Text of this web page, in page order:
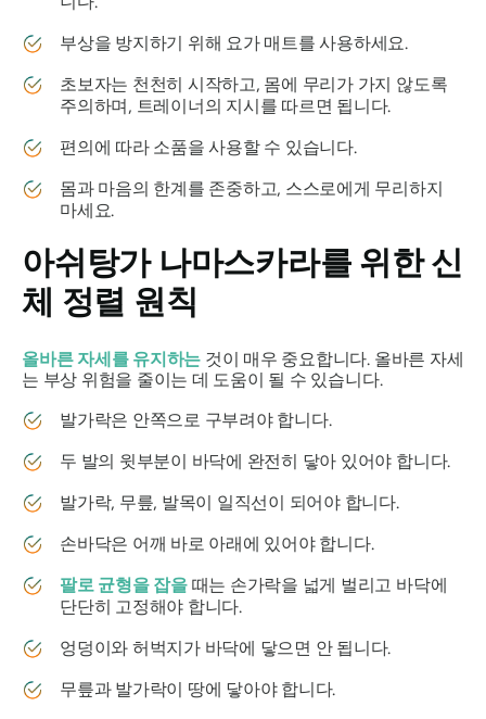
부상을 방지하기 위해 요가 매트를 사용하세요.
초보자는 천천히 시작하고, 몸에 무리가 가지 않도록
주의하며, 트레이너의 지시를 따르면 됩니다.
편의에 따라 소품을 사용할 수 있습니다.
몸과 마음의 한계를 존중하고, 스스로에게 무리하지
마세요.
아쉬탕가 나마스카라를 위한 신
체 정렬 원칙
올바른 자세를 유지하는 것이 매우 중요합니다. 올바른 자세
는 부상 위험을 줄이는 데 도움이 될 수 있습니다.
발가락은 안쪽으로 구부려야 합니다.
두 발의 윗부분이 바닥에 완전히 닿아 있어야 합니다.
발가락, 무릎, 발목이 일직선이 되어야 합니다.
손바닥은 어깨 바로 아래에 있어야 합니다.
팔로 균형을 잡을때는 손가락을 넓게 벌리고 바닥에
단단히 고정해야 합니다.
엉덩이와 허벅지가 바닥에 닿으면 안 됩니다.
무릎과 발가락이 땅에 닿아야 합니다.